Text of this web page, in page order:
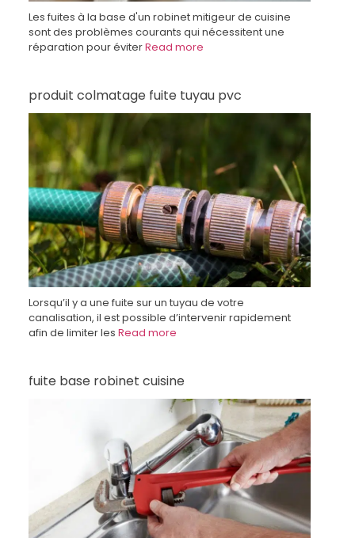
Les fuites à la base d'un robinet mitigeur de cuisine
sont des problèmes courants qui nécessitent une
réparation pour éviterRead more
produit colmatage fuite tuyau pvc
Lorsqu’il y a une fuite sur un tuyau de votre
canalisation, il est possible d’intervenir rapidement
afin de limiter les Read more
fuite base robinet cuisine